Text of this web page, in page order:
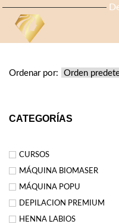
TIENDA
Ordenar por:
CATEGORÍAS
CURSOS
MÁQUINA BIOMASER
MÁQUINA POPU
DEPILACION PREMIUM
HENNA LABIOS